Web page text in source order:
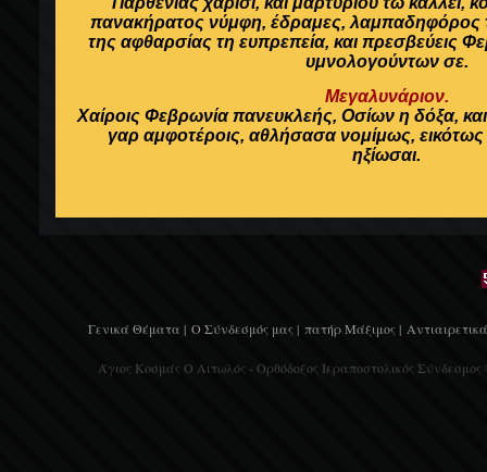
πανακήρατος νύμφη, έδραμες, λαμπαδηφόρος
της αφθαρσίας τη ευπρεπεία, και πρεσβεύεις
υμνολογούντων σε.
Μεγαλυνάριον.
Χαίροις Φεβρωνία πανευκλεής, Οσίων η δόξα,
γαρ αμφοτέροις, αθλήσασα νομίμως,
ηξίωσαι.
Γενικά Θέματα | Ο Σύνδεσμός μας | πατήρ Μάξιμος |
Άγιος Κοσμάς Ο Αιτωλός - Ορθόδοξος Ιεραποστολικός